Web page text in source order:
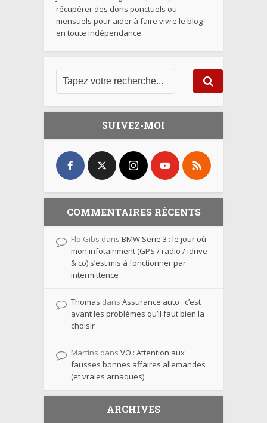
récupérer des dons ponctuels ou
mensuels pour aider à faire vivre le blog
en toute indépendance.
SUIVEZ-MOI
COMMENTAIRES RÉCENTS
Flo Gibs dans BMW Serie 3 : le jour où
mon infotainment (GPS / radio / idrive
& co) s’est mis à fonctionner par
intermittence
Thomas dans Assurance auto : c’est
avant les problèmes qu’il faut bien la
choisir
Martins dans VO : Attention aux
fausses bonnes affaires allemandes
(et vraies arnaques)
ARCHIVES